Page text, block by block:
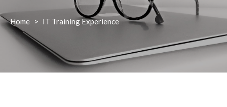
Home > IT Training Experience